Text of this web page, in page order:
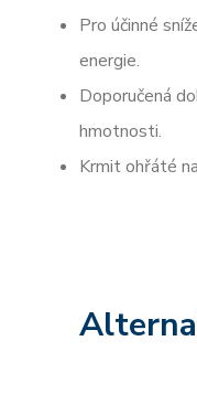
Pro účinné
energie.
Doporučená
hmotnosti.
Krmit ohřáté